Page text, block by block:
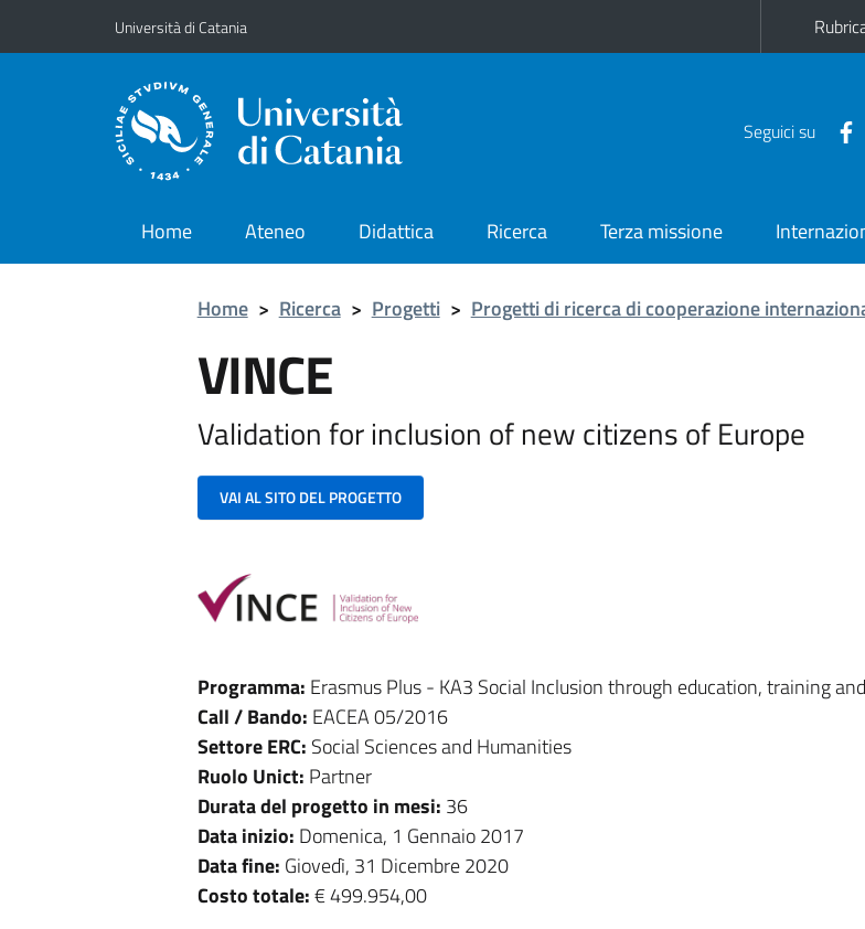
Vai al contenuto principale
Vai al menu di navigazione
Università di Catania
Seguici su
Home Ateneo Didattica Ricerca Terza missione
Home > Ricerca > Progetti > Progetti di ricerca di cooperazione
VINCE
Validation for inclusion of new citizens of Europe
VAI AL SITO DEL PROGETTO
Programma: Erasmus Plus - KA3 Social Inclusion through education, training
Call / Bando: EACEA 05/2016
Settore ERC: Social Sciences and Humanities
Ruolo Unict: Partner
Durata del progetto in mesi: 36
Data inizio: Domenica, 1 Gennaio 2017
Data fine: Giovedì, 31 Dicembre 2020
Costo totale:€ 499.954,00